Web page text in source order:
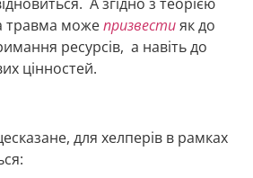
травма можепризвестияк до
ресурсів, а навіть до
цінностей.
для хелперів в рамках